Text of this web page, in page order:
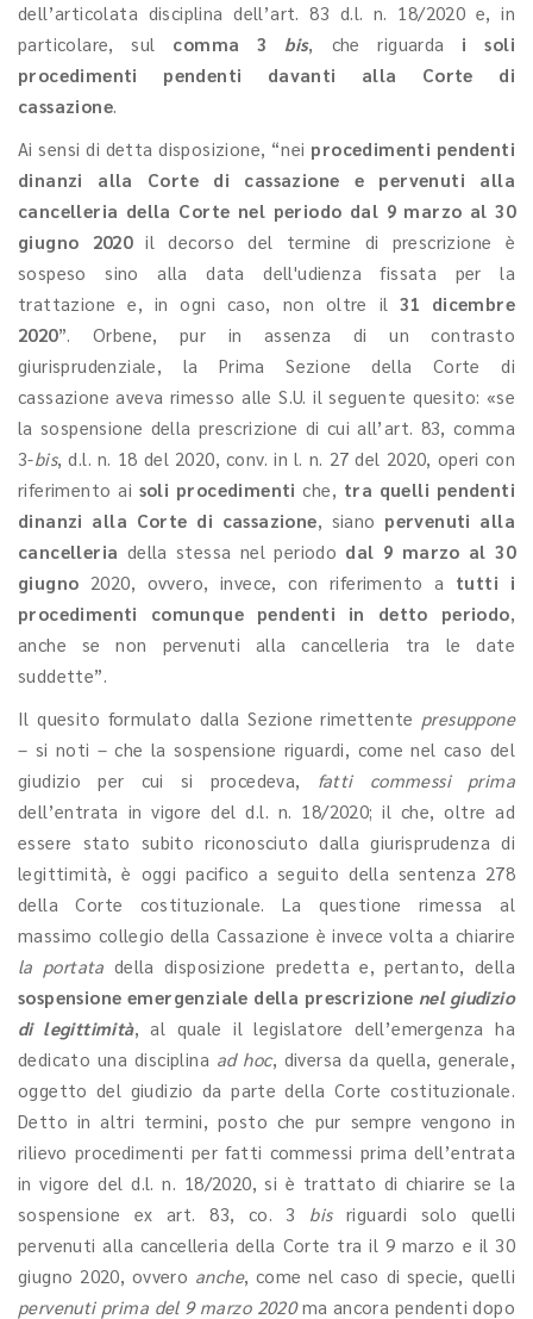
dell’articolata disciplina dell’art. 83 d.l. n. 18/2020 e, in
particolare, sul comma 3 bis, che riguarda i soli
procedimenti pendenti davanti alla Corte di
cassazione.
Ai sensi di detta disposizione, “nei procedimenti pendenti
dinanzi alla Corte di cassazione e pervenuti alla
cancelleria della Corte nel periodo dal 9 marzo al 30
giugno 2020il decorso del termine di prescrizione è
sospeso sino alla data dell'udienza fissata per la
trattazione e, in ogni caso, non oltre il31 dicembre
2020”. Orbene, pur in assenza di un contrasto
giurisprudenziale, la Prima Sezione della Corte di
cassazione aveva rimesso alle S.U. il seguente quesito: «se
la sospensione della prescrizione di cui all’art. 83, comma
3-bis, d.l. n. 18 del 2020, conv. in l. n. 27 del 2020, operi con
riferimento ai soli procedimenti che, tra quelli pendenti
dinanzi alla Corte di cassazione, siano pervenuti alla
cancelleria della stessa nel periodo dal 9 marzo al 30
giugno 2020, ovvero, invece, con riferimento a tutti i
procedimenti comunque pendenti in detto periodo,
anche se non pervenuti alla cancelleria tra le date
suddette”.
Il quesito formulato dalla Sezione rimettente presuppone
– si noti – che la sospensione riguardi, come nel caso del
giudizio per cui si procedeva, fatti commessi prima
dell’entrata in vigore del d.l. n. 18/2020; il che, oltre ad
essere stato subito riconosciuto dalla giurisprudenza di
legittimità, è oggi pacifico a seguito della sentenza 278
della Corte costituzionale. La questione rimessa al
massimo collegio della Cassazione è invece volta a chiarire
la portata della disposizione predetta e, pertanto, della
sospensione emergenziale della prescrizione nel giudizio
di legittimità, al quale il legislatore dell’emergenza ha
dedicato una disciplina ad hoc, diversa da quella, generale,
oggetto del giudizio da parte della Corte costituzionale.
Detto in altri termini, posto che pur sempre vengono in
rilievo procedimenti per fatti commessi prima dell’entrata
in vigore del d.l. n. 18/2020, si è trattato di chiarire se la
sospensione ex art. 83, co. 3 bisriguardi solo quelli
pervenuti alla cancelleria della Corte tra il 9 marzo e il 30
giugno 2020, ovvero anche, come nel caso di specie, quelli
pervenuti prima del 9 marzo 2020ma ancora pendenti dopo